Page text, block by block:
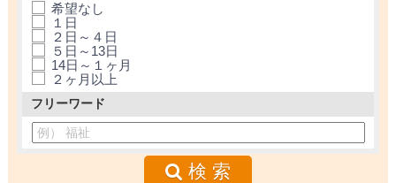
希望なし
１日
２日～４日
５日～13日
14日～１ヶ月
２ヶ月以上
フリーワード
検 索